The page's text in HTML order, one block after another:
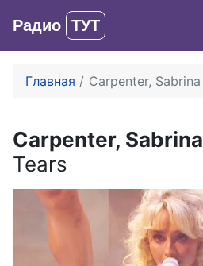
Радио ТУТ
Главная Carpenter, Sabrina
Carpenter, Sabrina
Tears